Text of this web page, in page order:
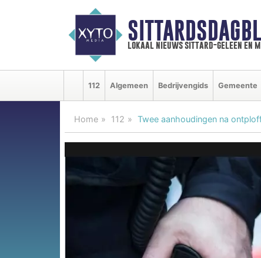
lokaal nieuws sittard-geleen en
112 Algemeen Bedrijvengids Gemeente
Home 112 Twee aanhoudingen na